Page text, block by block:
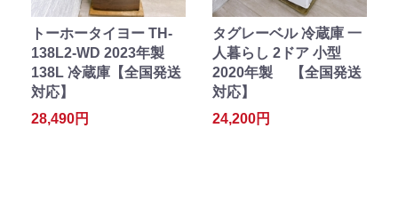
トーホータイヨー TH-
138L2-WD 2023年製
138L 冷蔵庫【全国発送
対応】
28,490円
タグレーベル 冷蔵庫 一
人暮らし 2ドア 小型
2020年製 【全国発送
対応】
24,200円